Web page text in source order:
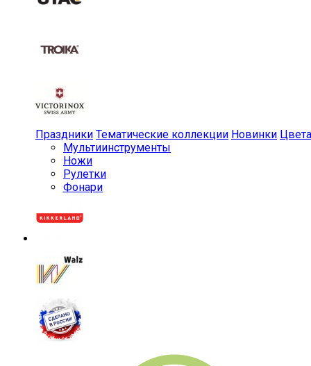
Праздники Тематические коллекции Новинки Цвета
Мульти­инструменты
Ножи
Рулетки
Фонари